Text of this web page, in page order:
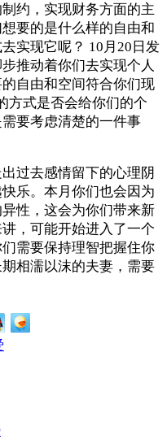
约，实现财务方面的主
要的是什么样的自由和
实现它呢？ 10月20日发
推动着你们去实现个人
自由和空间符合你们现
方式是否会给你们的个
要考虑清楚的一件事
过去感情留下的心理阴
乐。本月你们也会因为
性，这会为你们带来新
，可能开始进入了一个
需要保持理智把握住你
相濡以沫的夫妻，需要